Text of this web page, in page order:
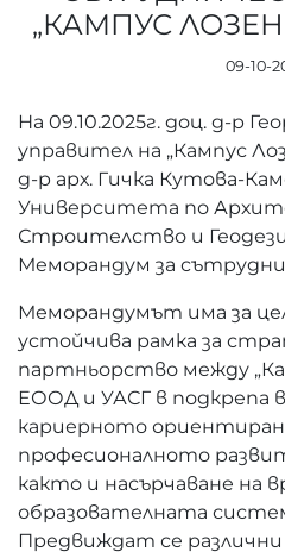
„КАМПУС
09-10-
На 09.10.2025г. доц. д-р
управител на „Кампус
д-р арх. Гичка Кутова-
Университета по
Строителство и
Меморандум за
Меморандумът има за
устойчива рамка за
партньорство между
ЕООД и УАСГ в подкрепа
кариерното
професионалното
както и насърчаване на
образователната
Предвиждат се